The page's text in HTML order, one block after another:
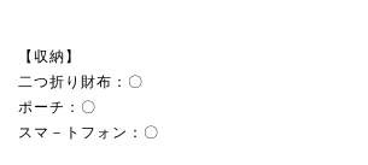
【収納】
二つ折り財布：〇
ポーチ：〇
スマ－トフォン：〇